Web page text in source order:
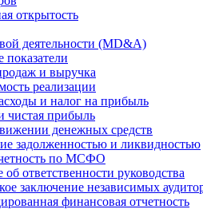
открытость
деятельности (MD&A)
и выручка
реализации
и налог на прибыль
чистая прибыль
денежных средств
задолженностью и ликвидностью
по МСФО
об ответственности руководства
заключение независимых
финансовая отчетность